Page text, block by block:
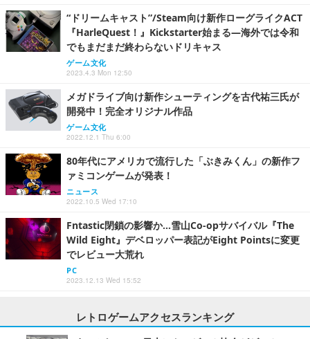
“ドリームキャスト”/Steam向け新作ローグライクACT
『HarleQuest！』Kickstarter始まる―海外では令和
でもまだまだ終わらないドリキャス
ゲーム文化
2023.4.3 Mon 12:50
メガドライブ向け新作シューティングを古代祐三氏が
開発中！完全オリジナル作品
ゲーム文化
2022.12.1 Thu 6:00
80年代にアメリカで流行した「ぶきみくん」の新作フ
ァミコンゲームが発表！
ニュース
2022.10.5 Wed 17:10
Fntastic閉鎖の影響か…雪山Co-opサバイバル『The
Wild Eight』デベロッパー表記がEight Pointsに変更
でレビュー大荒れ
PC
2023.12.13 Wed 15:52
レトロゲームアクセスランキング